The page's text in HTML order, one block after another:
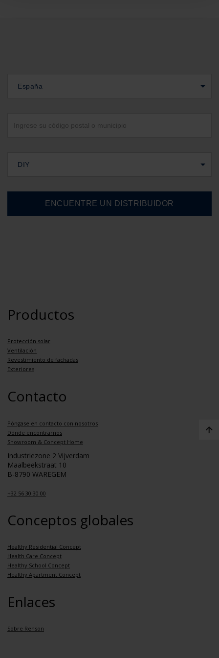
España
DIY
Productos
Protección solar
Ventilación
Revestimiento de fachadas
Exteriores
Contacto
Póngase en contacto con nosotros
Dónde encontrarnos
Showroom & Concept Home
Industriezone 2 Vijverdam
Maalbeekstraat 10
B-8790 WAREGEM
+32 56 30 30 00
Conceptos globales
Healthy Residential Concept
Health Care Concept
Healthy School Concept
Healthy Apartment Concept
Enlaces
Sobre Renson